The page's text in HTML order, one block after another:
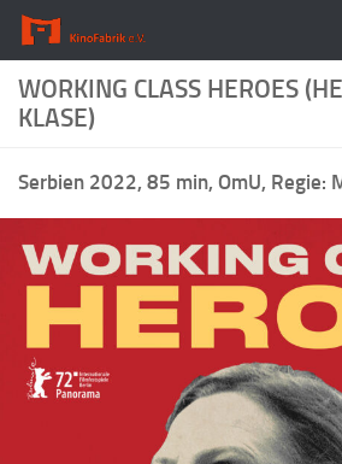
Zum Inhalt springen
WORKING CLASS HEROES
KLASE)
Serbien 2022, 85 min, OmU, Regie: